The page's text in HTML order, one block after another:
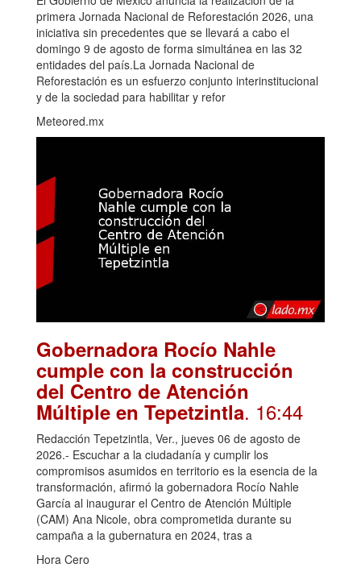
primera Jornada Nacional de Reforestación 2026, una
iniciativa sin precedentes que se llevará a cabo el
domingo 9 de agosto de forma simultánea en las 32
entidades del país.La Jornada Nacional de
Reforestación es un esfuerzo conjunto interinstitucional
y de la sociedad para habilitar y refor
Meteored.mx
Gobernadora Rocío Nahle
cumple con la construcción
del Centro de Atención
Múltiple en Tepetzintla. 16:44
Redacción Tepetzintla, Ver., jueves 06 de agosto de
2026.- Escuchar a la ciudadanía y cumplir los
compromisos asumidos en territorio es la esencia de la
transformación, afirmó la gobernadora Rocío Nahle
García al inaugurar el Centro de Atención Múltiple
(CAM) Ana Nicole, obra comprometida durante su
campaña a la gubernatura en 2024, tras a
Hora Cero